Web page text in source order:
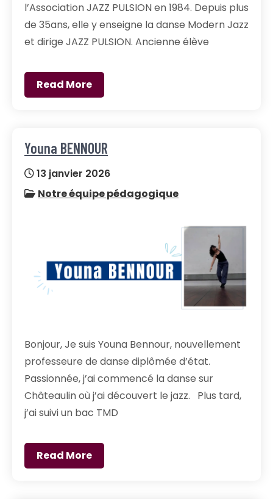
l’Association JAZZ PULSION en 1984. Depuis plus
de 35ans, elle y enseigne la danse Modern Jazz
et dirige JAZZ PULSION. Ancienne élève
Read More
Youna BENNOUR
13 janvier 2026
Notre équipe pédagogique
Bonjour, Je suis Youna Bennour, nouvellement
professeure de danse diplômée d’état.
Passionnée, j’ai commencé la danse sur
Châteaulin où j’ai découvert le jazz. Plus tard,
j’ai suivi un bac TMD
Read More